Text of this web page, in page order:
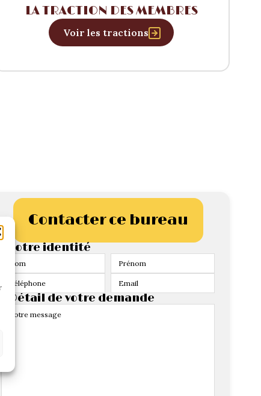
LA TRACTION DES MEMBRES
Voir les tractions
Contacter ce bureau
> Votre identité
> Détail de votre demande